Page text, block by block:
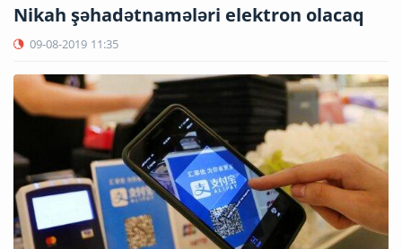
Nikah şəhadətnamələri elektron olacaq
09-08-2019 11:35